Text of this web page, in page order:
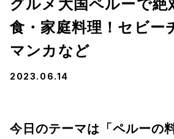
グルメ大国ペルーで絶
食・家庭料理！セビー
マンカなど
2023.06.14
今日のテーマは「ペルーの